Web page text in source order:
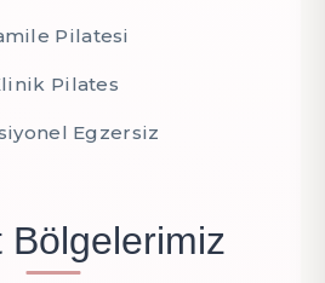
Pilatesi
Pilates
Egzersiz
Bölgelerimiz